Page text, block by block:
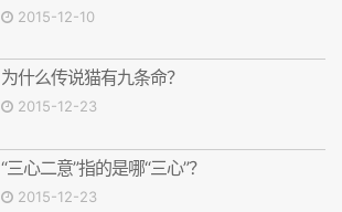
2015-12-10
为什么传说猫有九条命？
2015-12-23
“三心二意”指的是哪“三心”？
2015-12-23